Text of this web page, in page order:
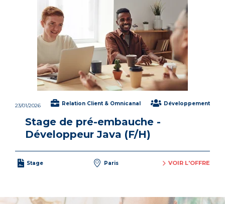
23/01/2026 Relation Client & Omnicanal Développement
Stage de pré-embauche -
Développeur Java (F/H)
Stage Paris VOIR L'OFFRE